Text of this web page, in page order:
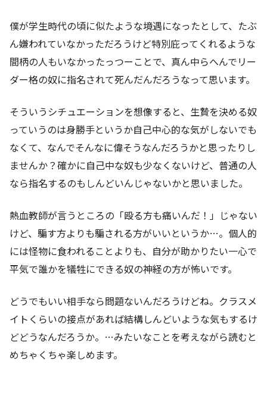
僕が学生時代の頃に似たような境遇になったとして、たぶ
ん嫌われていなかっただろうけど特別庇ってくれるような
間柄の人もいなかったっつーことで、真ん中らへんでリー
ダー格の奴に指名されて死んだんだろうなって思います。
そういうシチュエーションを想像すると、生贄を決める奴
っていうのは身勝手というか自己中心的な気がしないでも
なくて、なんでそんなに偉そうなんだろうかと思ったりし
ませんか？確かに自己中な奴も少なくないけど、普通の人
なら指名するのもしんどいんじゃないかと思いました。
熱血教師が言うところの「殴る方も痛いんだ！」じゃない
けど、騙す方よりも騙される方がいいというか…。個人的
には怪物に食われることよりも、自分が助かりたい一心で
平気で誰かを犠牲にできる奴の神経の方が怖いです。
どうでもいい相手なら問題ないんだろうけどね。クラスメ
イトくらいの接点があれば結構しんどいような気もするけ
どどうなんだろうか。…みたいなことを考えながら読むと
めちゃくちゃ楽しめます。